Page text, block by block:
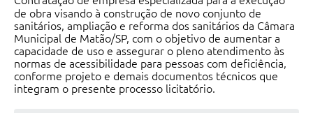
de obra visando à construção de novo conjunto de
sanitários, ampliação e reforma dos sanitários da Câmara
Municipal de Matão/SP, com o objetivo de aumentar a
capacidade de uso e assegurar o pleno atendimento às
normas de acessibilidade para pessoas com deficiência,
conforme projeto e demais documentos técnicos que
integram o presente processo licitatório.